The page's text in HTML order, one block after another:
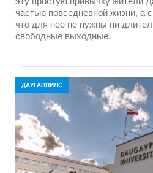
частью повседневной жизни, а
что для нее не нужны ни
свободные выходные.
ДАУГАВПИЛС